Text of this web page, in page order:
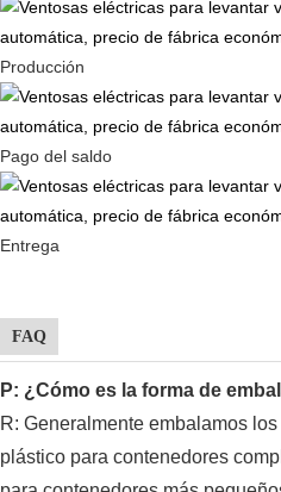
Producción
Pago del saldo
Entrega
FAQ
P: ¿Cómo es la forma de
R: Generalmente embalamos
plástico para contenedores